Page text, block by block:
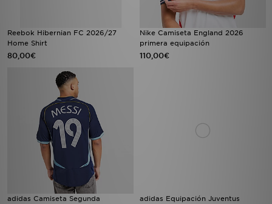
Reebok Hibernian FC 2026/27
Home Shirt
80,00€
Nike Camiseta England 2026
primera equipación
110,00€
adidas Camiseta Segunda
adidas Equipación Juventus